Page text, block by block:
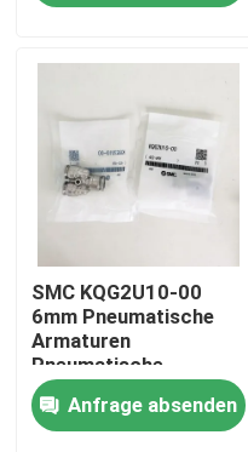
Videos
Über uns
Werksbesichtigung
Qualitätskontrolle
Kontakt mit uns
SMC KQG2U10-00
6mm Pneumatische
Armaturen
Pneumatische
Schlaucharmaturen
Anschlüsse
Schlaucharmaturen
Anfrage absenden